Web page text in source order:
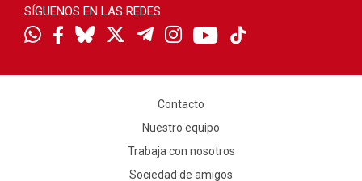
SÍGUENOS EN LAS REDES
Contacto
Nuestro equipo
Trabaja con nosotros
Sociedad de amigos